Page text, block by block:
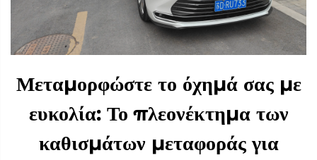
Μεταμορφώστε το όχημά σας με
ευκολία: Το πλεονέκτημα των
καθισμάτων μεταφοράς για